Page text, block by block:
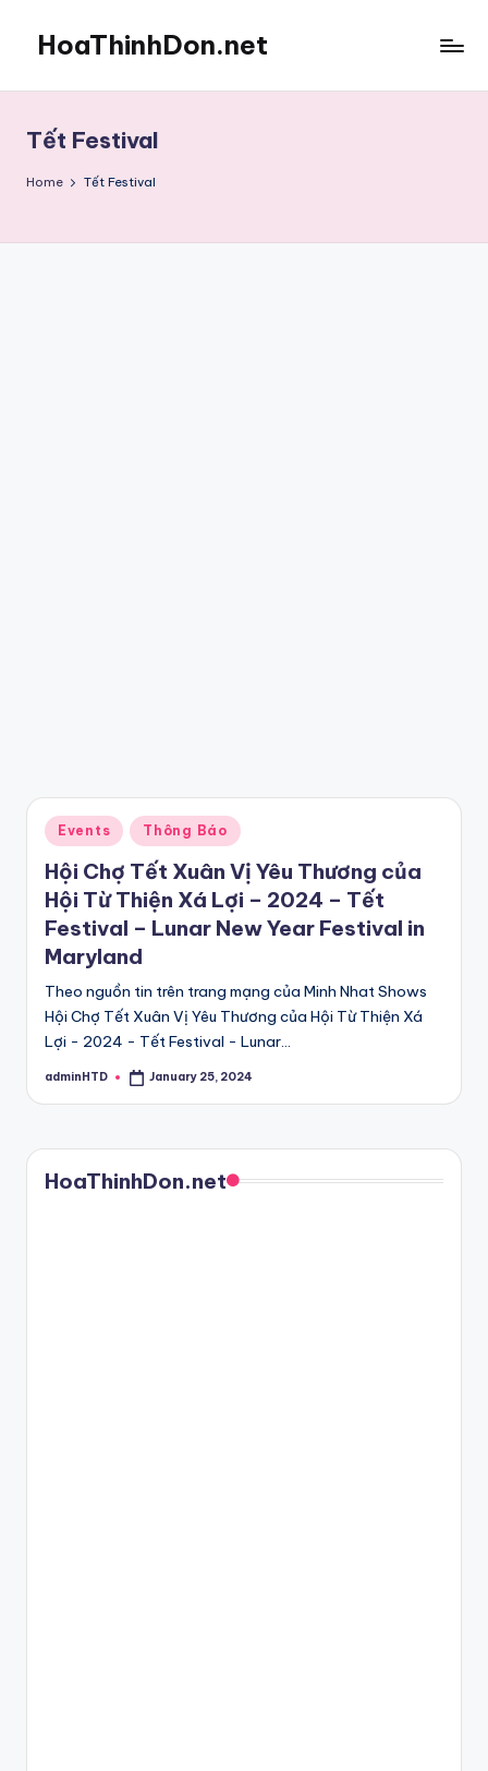
content
HoaThinhDon.net
in
Washington
D.C.
Tết Festival
Home Tết Festival
Posted
in
Events Thông Báo
Hội Chợ Tết Xuân Vị Yêu Thương của
Hội Từ Thiện Xá Lợi – 2024 – Tết
Festival – Lunar New Year Festival in
Maryland
Theo nguồn tin trên trang mạng của Minh Nhat Shows
Hội Chợ Tết Xuân Vị Yêu Thương của Hội Từ Thiện Xá
Lợi - 2024 - Tết Festival - Lunar…
Posted
adminHTD January 25, 2024
HoaThinhDon.net